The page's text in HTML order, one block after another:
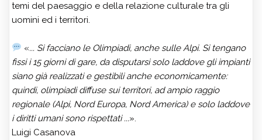
temi del paesaggio e della relazione culturale tra gli
uomini ed i territori.
«... Si facciano le Olimpiadi, anche sulle Alpi. Si tengano
fissi i 15 giorni di gare, da disputarsi solo laddove gli impianti
siano già realizzati e gestibili anche economicamente:
quindi, olimpiadi diffuse sui territori, ad ampio raggio
regionale (Alpi, Nord Europa, Nord America) e solo laddove
i diritti umani sono rispettati ...».
Luigi Casanova